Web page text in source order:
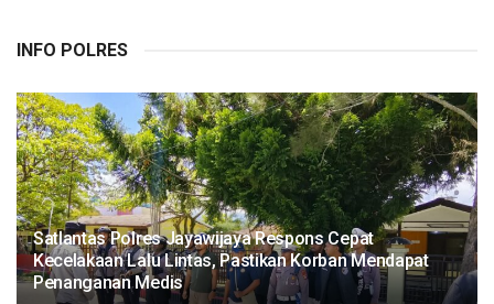
INFO POLRES
Satlantas Polres Jayawijaya Respons Cepat
Kecelakaan Lalu Lintas, Pastikan Korban Mendapat
Penanganan Medis